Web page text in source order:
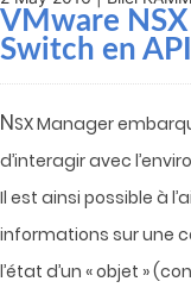
VMware NSX
Switch en API
NSX Manager
d’interagir avec
Il est ainsi possible à
informations sur une
l’état d’un « objet »